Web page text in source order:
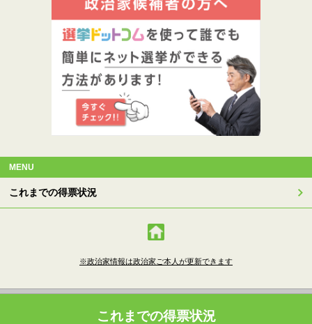
MENU
これまでの得票状況
※政治家情報は政治家ご本人が更新できます
これまでの得票状況